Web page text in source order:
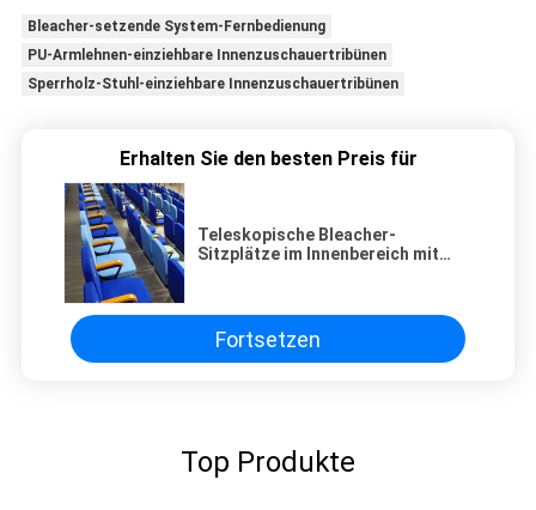
Bleacher-setzende System-Fernbedienung
PU-Armlehnen-einziehbare Innenzuschauertribünen
Sperrholz-Stuhl-einziehbare Innenzuschauertribünen
Erhalten Sie den besten Preis für
Teleskopische Bleacher-
Sitzplätze im Innenbereich mit
Veranstaltungen
Fortsetzen
Top Produkte